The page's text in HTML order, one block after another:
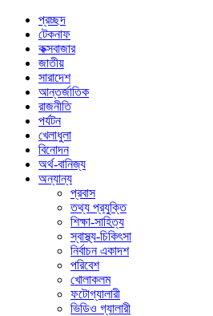
প্রচ্ছদ
টেকনাফ
কক্সবাজার
জাতীয়
সারাদেশ
আন্তর্জাতিক
রাজনীতি
পর্যটন
খেলাধুলা
বিনোদন
অর্থ-বানিজ্য
অন্যান্য
প্রবাস
তথ্য প্রযুক্তি
শিক্ষা-সাহিত্য
স্বাস্থ্য-চিকিৎসা
নির্বাচন একাদশ
পরিবেশ
খোলাকলম
ফটোগ্যালারী
ভিডিও গ্যালারী